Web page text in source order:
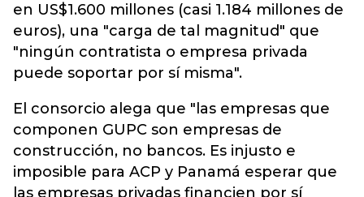
en US$1.600 millones (casi 1.184 millones de
euros), una "carga de tal magnitud" que
"ningún contratista o empresa privada
puede soportar por sí misma".
El consorcio alega que "las empresas que
componen GUPC son empresas de
construcción, no bancos. Es injusto e
imposible para ACP y Panamá esperar que
las empresas privadas financien por sí